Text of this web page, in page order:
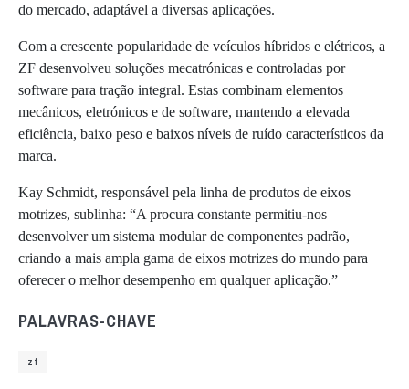
do mercado, adaptável a diversas aplicações.
Com a crescente popularidade de veículos híbridos e elétricos, a
ZF desenvolveu soluções mecatrónicas e controladas por
software para tração integral. Estas combinam elementos
mecânicos, eletrónicos e de software, mantendo a elevada
eficiência, baixo peso e baixos níveis de ruído característicos da
marca.
Kay Schmidt, responsável pela linha de produtos de eixos
motrizes, sublinha: “A procura constante permitiu-nos
desenvolver um sistema modular de componentes padrão,
criando a mais ampla gama de eixos motrizes do mundo para
oferecer o melhor desempenho em qualquer aplicação.”
PALAVRAS-CHAVE
zf